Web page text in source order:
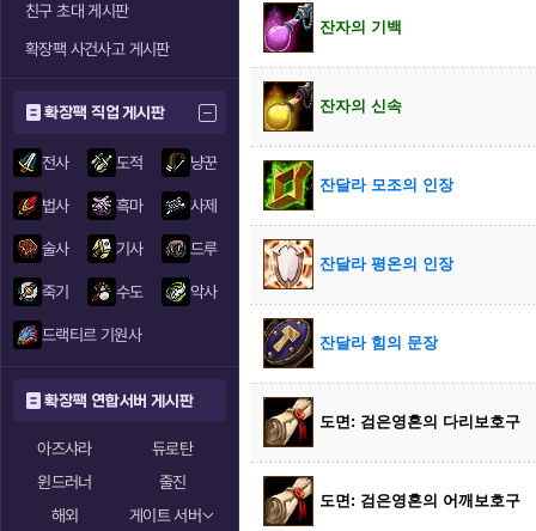
친구 초대 게시판
확장팩 사건사고 게시판
확장팩 직업 게시판
전사 도적 냥꾼
법사 흑마 사제
술사 기사 드루
죽기 수도 악사
드랙티르 기원사
확장팩 연합서버 게시판
아즈샤라
듀로탄
윈드러너
줄진
해외
게이트 서버
잔자의 기백
잔자의 신속
잔달라 모조의 인장
잔달라 평온의 인장
잔달라 힘의 문장
도면: 검은영혼의 다리보호구
도면: 검은영혼의 어깨보호구